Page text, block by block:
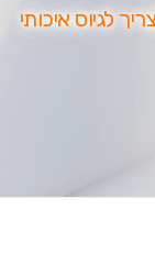
לגיוס איכותי